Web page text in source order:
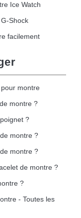
Ice Watch
Shock
facilement
montre
montre ?
?
montre ?
montre ?
de montre ?
?
- Toutes les